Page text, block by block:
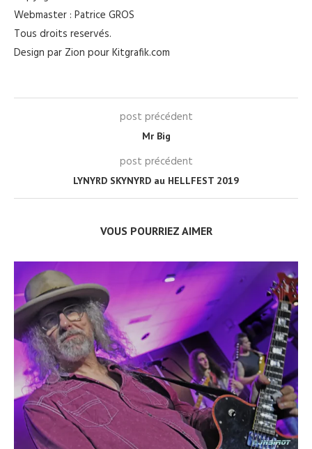
Webmaster : Patrice GROS
Tous droits reservés.
Design par Zion pour Kitgrafik.com
post précédent
Mr Big
post précédent
LYNYRD SKYNYRD au HELLFEST 2019
VOUS POURRIEZ AIMER